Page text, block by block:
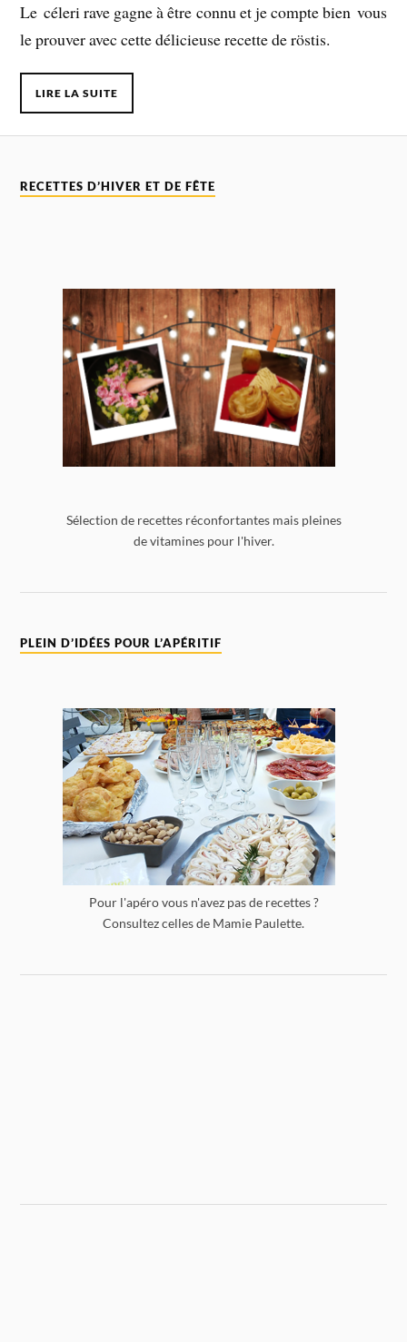
Le céleri rave gagne à être connu et je compte bien vous
le prouver avec cette délicieuse recette de röstis.
LIRE LA SUITE
RECETTES D’HIVER ET DE FÊTE
Sélection de recettes réconfortantes mais pleines
de vitamines pour l'hiver.
PLEIN D’IDÉES POUR L’APÉRITIF
Pour l'apéro vous n'avez pas de recettes ?
Consultez celles de Mamie Paulette.